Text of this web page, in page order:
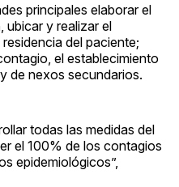
principales elaborar el
ubicar y realizar el
del paciente;
el establecimiento
de nexos secundarios.
todas las medidas del
el 100% de los contagios
epidemiológicos”,